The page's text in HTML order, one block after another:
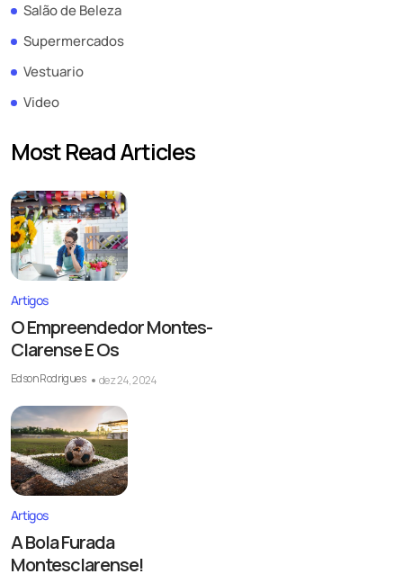
Salão de Beleza
Supermercados
Vestuario
Video
Most Read Articles
Artigos
O Empreendedor Montes-
Clarense E Os
Edson Rodrigues dez 24, 2024
Artigos
A Bola Furada
Montesclarense!